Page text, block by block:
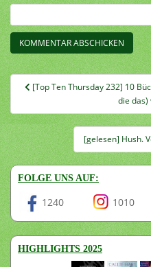
Beitragsnavigation
[Top Ten Thursday 232] 10
die
[gelesen] Hush.
FOLGE UNS AUF:
1240 1010
HIGHLIGHTS 2025